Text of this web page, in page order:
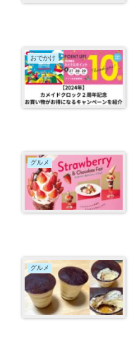
おでかけ
グルメ
グルメ